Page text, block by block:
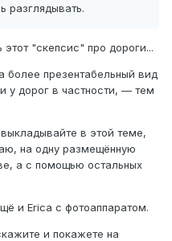
разглядывать.
"скепсис" про дороги...
более презентабельный вид
у дорог в частности, — тем
в этой теме,
на одну размещённую
а с помощью остальных
и Erica с фотоаппаратом.
и покажете на